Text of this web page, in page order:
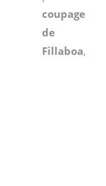
coupage
de
Fillaboa,